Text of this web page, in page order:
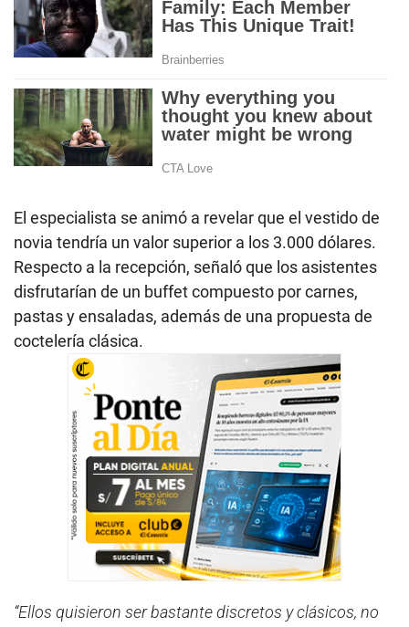
El especialista se animó a revelar que el vestido de
novia tendría un valor superior a los 3.000 dólares.
Respecto a la recepción, señaló que los asistentes
disfrutarían de un buffet compuesto por carnes,
pastas y ensaladas, además de una propuesta de
coctelería clásica.
“Ellos quisieron ser bastante discretos y clásicos, no